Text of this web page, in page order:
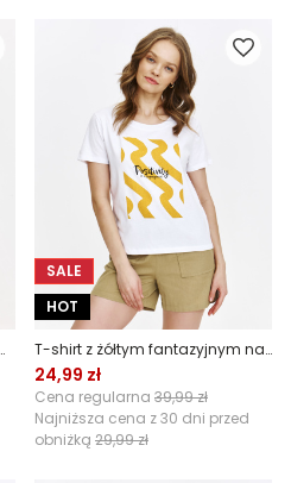
Komfortowy biały top z dekoltem v-neck
SALE
HOT
T-shirt z żółtym fantazyjnym nadrukiem
24,99 zł
Cena regularna 39,99 zł
Najniższa cena z 30 dni przed
obniżką 29,99 zł